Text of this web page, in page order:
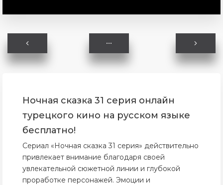
Ночная сказка 31 серия онлайн
турецкого кино на русском языке
бесплатно!
Сериал «Ночная сказка 31 серия» действительно
привлекает внимание благодаря своей
увлекательной сюжетной линии и глубокой
проработке персонажей. Эмоции и